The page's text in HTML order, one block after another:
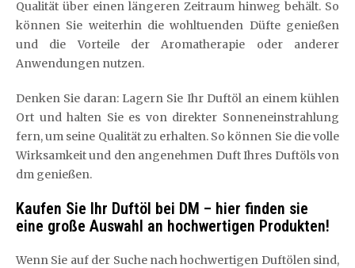
Qualität über einen längeren Zeitraum hinweg behält. So
können Sie weiterhin die wohltuenden Düfte genießen
und die Vorteile der Aromatherapie oder anderer
Anwendungen nutzen.
Denken Sie daran: Lagern Sie Ihr Duftöl an einem kühlen
Ort und halten Sie es von direkter Sonneneinstrahlung
fern, um seine Qualität zu erhalten. So können Sie die volle
Wirksamkeit und den angenehmen Duft Ihres Duftöls von
dm genießen.
Kaufen Sie Ihr Duftöl bei DM – hier finden sie
eine große Auswahl an hochwertigen Produkten!
Wenn Sie auf der Suche nach hochwertigen Duftölen sind,